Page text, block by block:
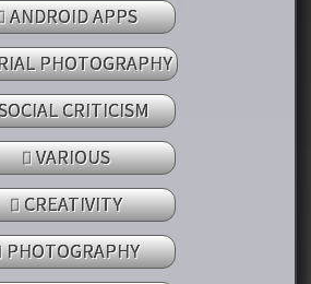
ANDROID APPS
PHOTOGRAPHY
CRITICISM
VARIOUS
CREATIVITY
PHOTOGRAPHY